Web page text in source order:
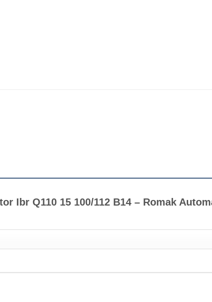
Ibr Q110 15 100/112 B14 – Romak